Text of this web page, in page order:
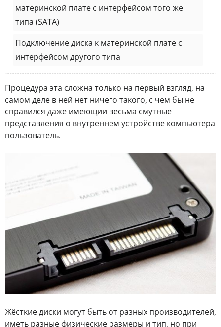
материнской плате с интерфейсом того же
типа (SATA)
Подключение диска к материнской плате с
интерфейсом другого типа
Процедура эта сложна только на первый взгляд, на
самом деле в ней нет ничего такого, с чем бы не
справился даже имеющий весьма смутные
представления о внутреннем устройстве компьютера
пользователь.
Жёсткие диски могут быть от разных производителей,
иметь разные физические размеры и тип, но при